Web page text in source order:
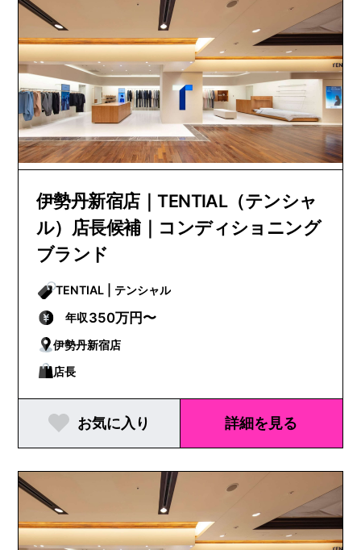
伊勢丹新宿店｜TENTIAL（テンシャ
ル）店長候補｜コンディショニング
ブランド
TENTIAL | テンシャル
年収350万円〜
伊勢丹新宿店
店長
お気に入り 詳細を見る